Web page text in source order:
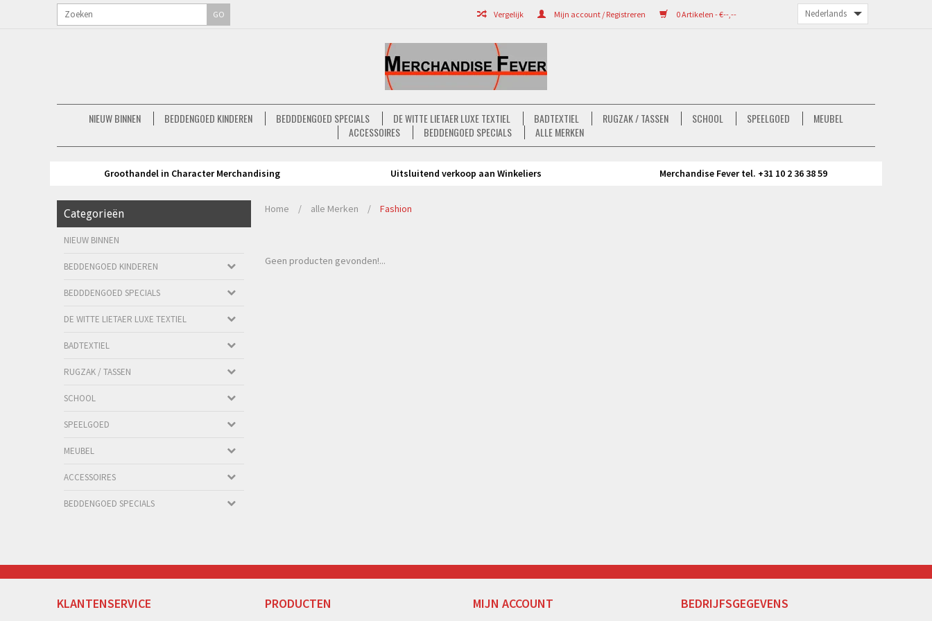
0 Artikelen - €--,--
Mijn account / Registreren
Vergelijk
GO
NIEUW BINNEN BEDDENGOED KINDEREN BEDDDENGOED SPECIALS DE WITTE LIETAER LUXE TEXTIEL BADTEXTIEL RUGZAK / TASSEN SCHOOL SPEELGOED
MEUBEL
ACCESSOIRES
BEDDENGOED SPECIALS ALLE MERKEN
Groothandel in Character Merchandising Uitsluitend verkoop aan Winkeliers Merchandise Fever tel. +31 10 2 36 38 59
Categorieën
NIEUW BINNEN
BEDDENGOED KINDEREN
BEDDDENGOED SPECIALS
DE WITTE LIETAER LUXE TEXTIEL
BADTEXTIEL
RUGZAK / TASSEN
SCHOOL
SPEELGOED
MEUBEL
ACCESSOIRES
BEDDENGOED SPECIALS
Home / alle Merken / Fashion
Geen producten gevonden!...
KLANTENSERVICE PRODUCTEN MIJN ACCOUNT BEDRIJFSGEGEVENS